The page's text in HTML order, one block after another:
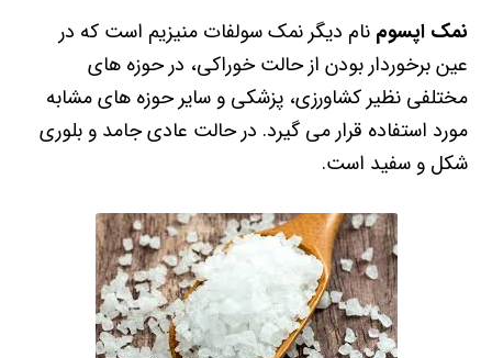
نمک اپسوم نام دیگر نمک سولفات منیزیم است که در
عین برخوردار بودن از حالت خوراکی، در حوزه های
مختلفی نظیر کشاورزی، پزشکی و سایر حوزه های مشابه
مورد استفاده قرار می گیرد. در حالت عادی جامد و بلوری
شکل و سفید است.